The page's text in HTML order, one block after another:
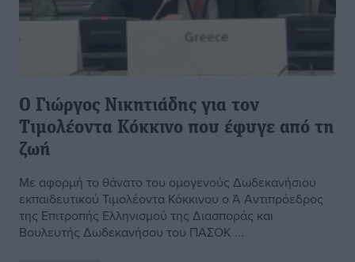
Ο Γιώργος Νικητιάδης για τον
Τιμολέοντα Κόκκινο που έφυγε από τη
ζωή
Με αφορμή το θάνατο του ομογενούς Δωδεκανήσιου
εκπαιδευτικού Τιμολέοντα Κόκκινου ο Ά Αντιπρόεδρος
της Επιτροπής Ελληνισμού της Διασποράς και
Βουλευτής Δωδεκανήσου του ΠΑΣΟΚ ...